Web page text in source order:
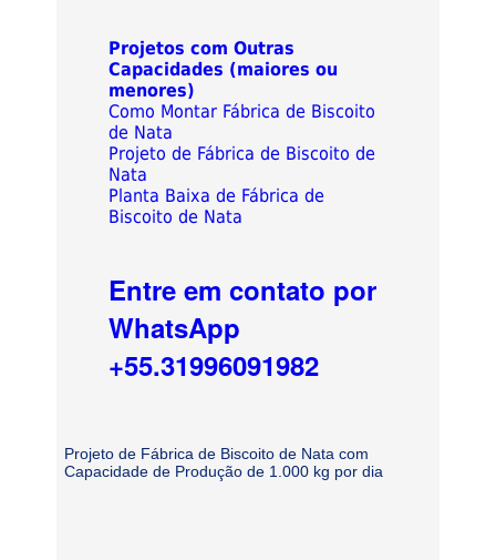
Projetos com Outras
Capacidades (maiores ou
menores)
Como Montar Fábrica de Biscoito
de Nata
Projeto de Fábrica de Biscoito de
Nata
Planta Baixa de Fábrica de
Biscoito de Nata
Entre em contato por
WhatsApp
+55.31996091982
Projeto de Fábrica de Biscoito de Nata com
Capacidade de Produção de 1.000 kg por dia